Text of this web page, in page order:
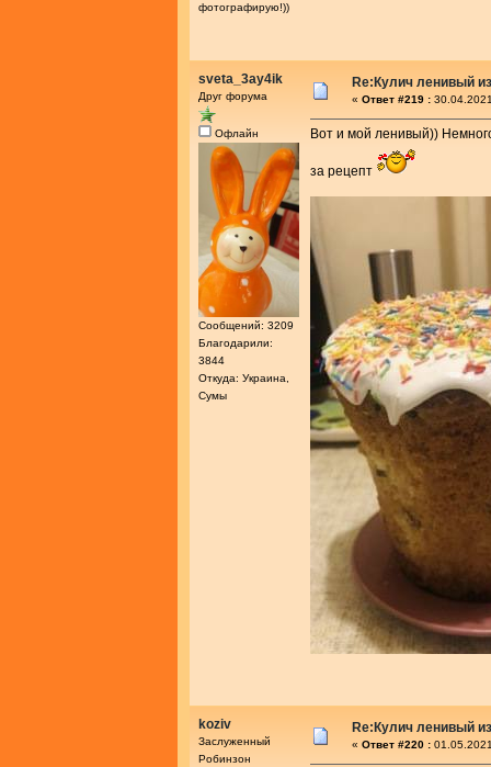
фотографирую!))
sveta_3ay4ik
Друг форума
Офлайн
Сообщений: 3209
Благодарили:
3844
Откуда: Украина,
Сумы
Re:Кулич ленивый
« Ответ #219 :
Вот и мой ленивый))
за рецепт
koziv
Заслуженный
Робинзон
Re:Кулич ленивый
« Ответ #220 :